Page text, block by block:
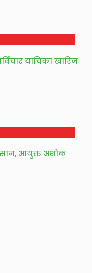
याचिका खारिज
आयुक्त अशोक